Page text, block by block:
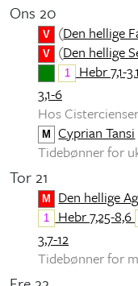
Ons 20
V (Den hellige
V (Den hellige
1 Hebr 7,1-
3,1-6
Hos
M
Cyprian Tansi
Tidebønner for
Tor 21
M Den hellige
1 Hebr 7,25-8,6
3,7-12
Tidebønner for